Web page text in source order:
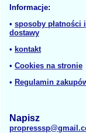
Informacje:
• sposoby płatności i
dostawy
• kontakt
• Cookies na stronie
• Regulamin
Napisz